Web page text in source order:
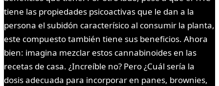
tiene las propiedades psicoactivas que le dan a la
persona el subidón caracterísico al consumir la planta,
este compuesto también tiene sus beneficios. Ahora
bien: imagina mezclar estos cannabinoides en las
recetas de casa. ¿Increíble no? Pero ¿Cuál sería la
dosis adecuada para incorporar en panes, brownies,